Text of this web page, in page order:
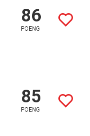
86
POENG
85
POENG